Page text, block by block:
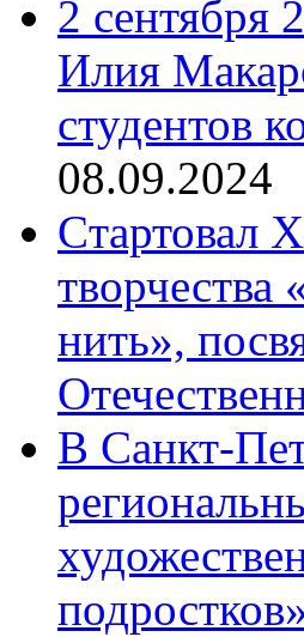
2 сентября
Илия
студентов
08.09.2024
Cтартовал
нить»,
В Санкт-